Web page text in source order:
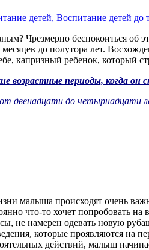
детей, Воспитание детей до
Чрезмерно беспокоиться об
месяцев до полутора лет.
капризный ребенок, который
возрастные периоды, когда он
двенадцати до четырнадцати
малыша происходят очень
что-то хочет попробовать
не намерен одевать новую
которые проявляются на
действий, малыш